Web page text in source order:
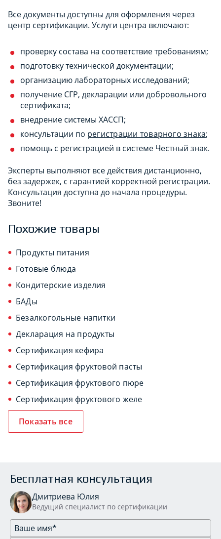
Все документы доступны для оформления через
центр сертификации. Услуги центра включают:
проверку состава на соответствие требованиям;
подготовку технической документации;
организацию лабораторных исследований;
получение СГР, декларации или добровольного
сертификата;
внедрение системы ХАССП;
консультации по регистрации товарного знака;
помощь с регистрацией в системе Честный знак.
Эксперты выполняют все действия дистанционно,
без задержек, с гарантией корректной регистрации.
Консультация доступна до начала процедуры.
Звоните!
Похожие товары
Продукты питания
Готовые блюда
Кондитерские изделия
БАДы
Безалкогольные напитки
Декларация на продукты
Сертификация кефира
Сертификация фруктовой пасты
Сертификация фруктового пюре
Сертификация фруктового желе
Показать все
Бесплатная консультация
Дмитриева Юлия
Ведущий специалист по сертификации